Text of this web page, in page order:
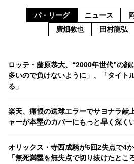
パ・リーグ ニュース
廣畑敦也
田村龍弘
ロッテ・藤原恭大、“2000年世代”の
多いので負けないように」、「タイト
る」
楽天、痛恨の送球エラーでサヨナラ献
ャーが本塁のカバーにもっと早く深く
オリックス・寺西成騎が6回2失点で4
「無死満塁を無失点で切り抜けたとこ